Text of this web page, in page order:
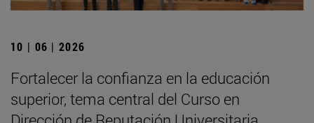
10 | 06 | 2026
Fortalecer la confianza en la educación
superior, tema central del Curso en